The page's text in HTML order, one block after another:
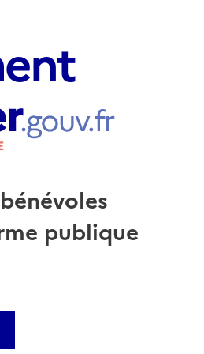
publique